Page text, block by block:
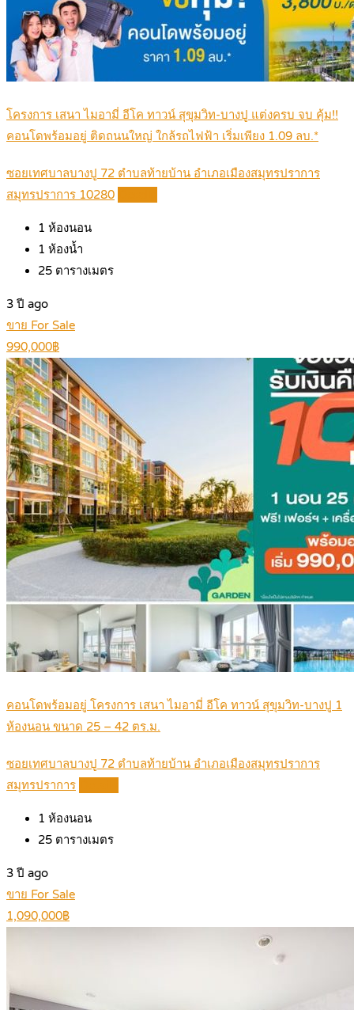
โครงการ เสนา ไมอามี่ อีโค ทาวน์ สุขุมวิท-บางปู แต่งครบ จบ คุ้ม!!
คอนโดพร้อมอยู่ ติดถนนใหญ่ ใกล้รถไฟฟ้า เริ่มเพียง 1.09 ลบ.*
ซอยเทศบาลบางปู 72 ตำบลท้ายบ้าน อำเภอเมืองสมุทรปราการ
สมุทรปราการ 10280
1 ห้องนอน
1 ห้องน้ำ
25 ตารางเมตร
3 ปี ago
ขาย For Sale
990,000฿
คอนโดพร้อมอยู่ โครงการ เสนา ไมอามี่ อีโค ทาวน์ สุขุมวิท-บางปู 1
ห้องนอน ขนาด 25 – 42 ตร.ม.
ซอยเทศบาลบางปู 72 ตำบลท้ายบ้าน อำเภอเมืองสมุทรปราการ
สมุทรปราการ
1 ห้องนอน
25 ตารางเมตร
3 ปี ago
ขาย For Sale
1,090,000฿